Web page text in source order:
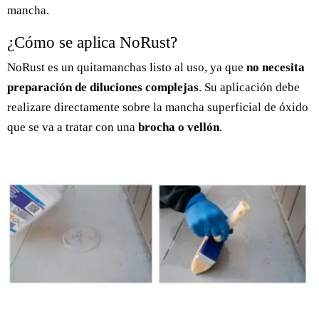
mancha.
¿Cómo se aplica NoRust?
NoRust es un quitamanchas listo al uso, ya que no necesita
preparación de diluciones complejas. Su aplicación debe
realizare directamente sobre la mancha superficial de óxido
que se va a tratar con una brocha o vellón.